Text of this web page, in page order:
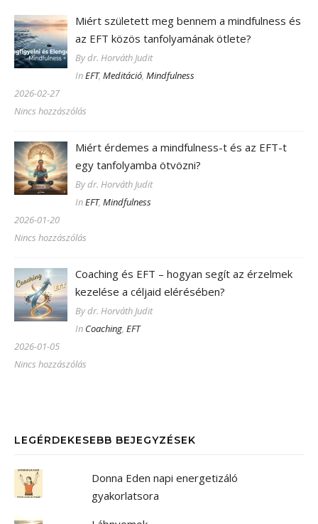
Miért született meg bennem a mindfulness és
az EFT közös tanfolyamának ötlete?
By dr. Horváth Judit
InEFT,Meditáció,Mindfulness
2026-02-27
Nincs hozzászólás
Miért érdemes a mindfulness-t és az EFT-t
egy tanfolyamba ötvözni?
By dr. Horváth Judit
InEFT,Mindfulness
2026-01-20
Nincs hozzászólás
Coaching és EFT – hogyan segít az érzelmek
kezelése a céljaid elérésében?
By dr. Horváth Judit
In Coaching,EFT
2026-01-05
Nincs hozzászólás
LEGÉRDEKESEBB BEJEGYZÉSEK
Donna Eden napi energetizáló
gyakorlatsora